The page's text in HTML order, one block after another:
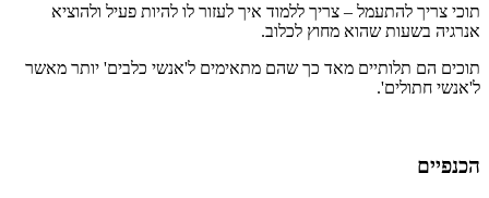
תוכי צריך להתעמל – צריך ללמוד איך לעזור לו להיות פעיל ולהוציא
אנרגיה בשעות שהוא מחוץ לכלוב.
תוכים הם תלותיים מאד כך שהם מתאימים ל'אנשי כלבים' יותר מאשר
ל'אנשי חתולים'.
הכנפיים